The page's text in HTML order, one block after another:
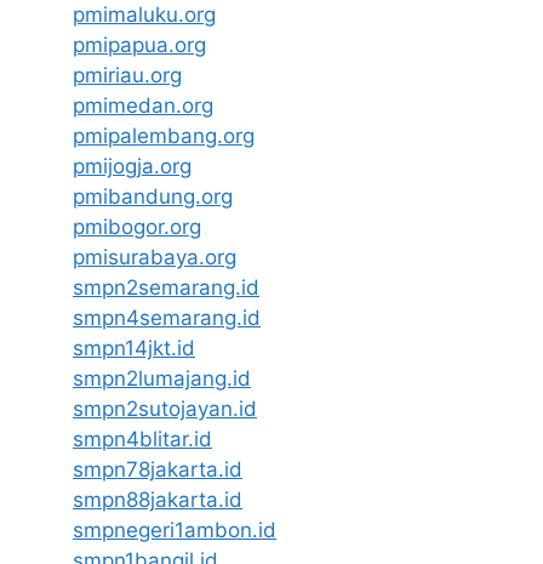
pmimaluku.org
pmipapua.org
pmiriau.org
pmimedan.org
pmipalembang.org
pmijogja.org
pmibandung.org
pmibogor.org
pmisurabaya.org
smpn2semarang.id
smpn4semarang.id
smpn14jkt.id
smpn2lumajang.id
smpn2sutojayan.id
smpn4blitar.id
smpn78jakarta.id
smpn88jakarta.id
smpnegeri1ambon.id